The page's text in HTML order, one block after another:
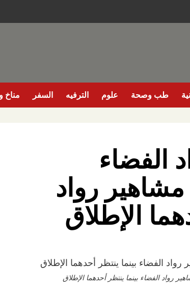
طب وصحة علوم الترفيه السفر مناخ
الفضاء
رواد
الإطلاق
رواد الفضاء بينما ينتظر أحدهما الإطلاق